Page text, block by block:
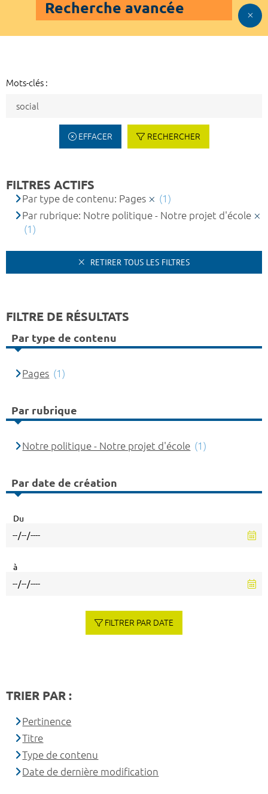
Recherche avancée
Mots-clés :
EFFACER RECHERCHER
FILTRES ACTIFS
Par type de contenu: Pages
(1)
Par rubrique: Notre politique - Notre projet d'école
(1)
RETIRER TOUS LES FILTRES
FILTRE DE RÉSULTATS
Par type de contenu
Pages (1)
Par rubrique
Notre politique - Notre projet d'école (1)
Par date de création
Du
à
FILTRER PAR DATE
TRIER PAR :
Pertinence
Titre
Type de contenu
Date de dernière modification